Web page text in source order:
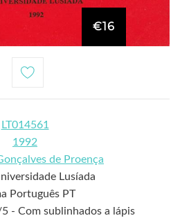
€16
LT014561
1992
de Proença
Lusíada
Português PT
- Com sublinhados a lápis